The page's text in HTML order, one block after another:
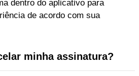
dentro do aplicativo para
de acordo com sua
minha assinatura?